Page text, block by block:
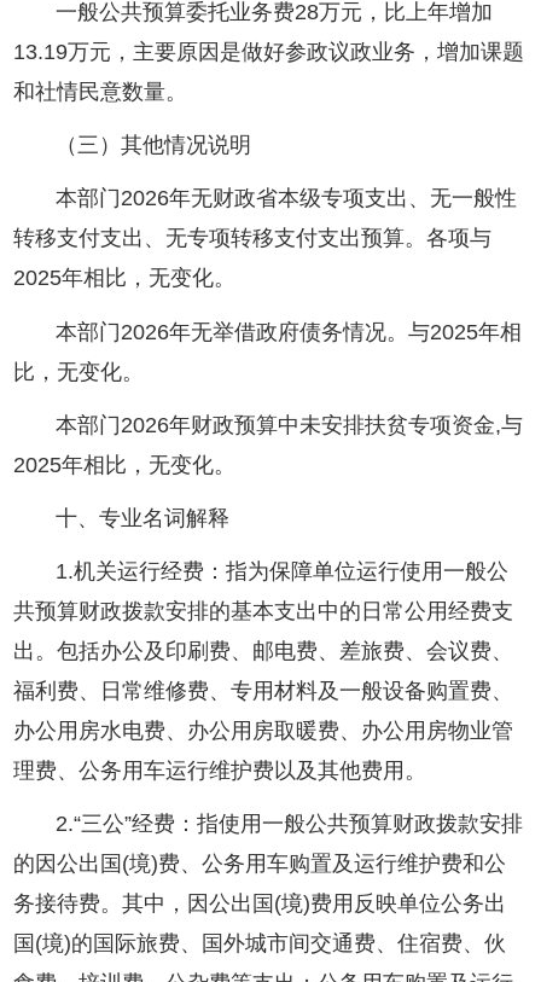
一般公共预算委托业务费28万元，比上年增加
13.19万元，主要原因是做好参政议政业务，增加课题
和社情民意数量。
（三）其他情况说明
本部门2026年无财政省本级专项支出、无一般性
转移支付支出、无专项转移支付支出预算。各项与
2025年相比，无变化。
本部门2026年无举借政府债务情况。与2025年相
比，无变化。
本部门2026年财政预算中未安排扶贫专项资金,与
2025年相比，无变化。
十、专业名词解释
1.机关运行经费：指为保障单位运行使用一般公
共预算财政拨款安排的基本支出中的日常公用经费支
出。包括办公及印刷费、邮电费、差旅费、会议费、
福利费、日常维修费、专用材料及一般设备购置费、
办公用房水电费、办公用房取暖费、办公用房物业管
理费、公务用车运行维护费以及其他费用。
2.“三公”经费：指使用一般公共预算财政拨款安排
的因公出国(境)费、公务用车购置及运行维护费和公
务接待费。其中，因公出国(境)费用反映单位公务出
国(境)的国际旅费、国外城市间交通费、住宿费、伙